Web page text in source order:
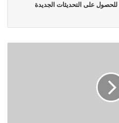
للحصول على التحديثات الجديدة